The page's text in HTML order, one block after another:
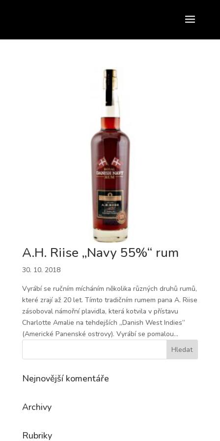
A.H. Riise „Navy 55%“ rum
30. 10. 2018
Vyrábí se ručním mícháním několika různých druhů rumů,
které zrají až 20 let. Tímto tradičním rumem pana A. Riise
zásoboval námořní plavidla, která kotvila v přístavu
Charlotte Amalie na tehdejších „Danish West Indies“
(Americké Panenské ostrovy). Vyrábí se pomalou...
Nejnovější komentáře
Archivy
Rubriky